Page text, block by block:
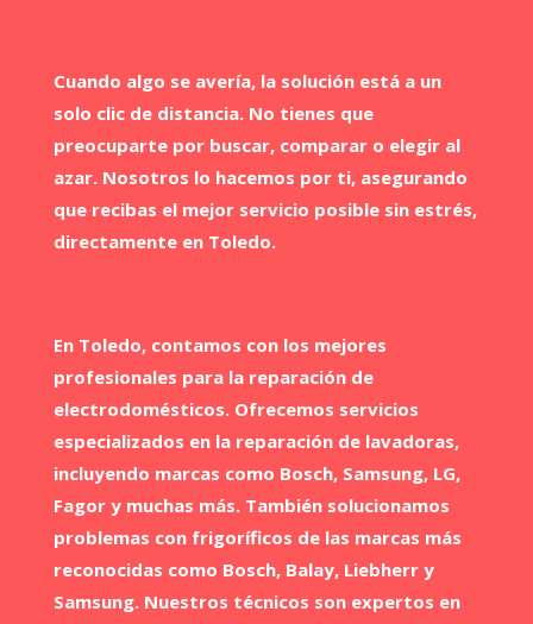
Cuando algo se avería, la solución está a un
solo clic de distancia. No tienes que
preocuparte por buscar, comparar o elegir al
azar. Nosotros lo hacemos por ti, asegurando
que recibas el mejor servicio posible sin estrés,
directamente en Toledo.
En Toledo​, contamos con los mejores
profesionales para la reparación de
electrodomésticos. Ofrecemos servicios
especializados en la reparación de lavadoras,
incluyendo marcas como Bosch, Samsung, LG,
Fagor y muchas más. También solucionamos
problemas con frigoríficos de las marcas más
reconocidas como Bosch, Balay, Liebherr y
Samsung. Nuestros técnicos son expertos en